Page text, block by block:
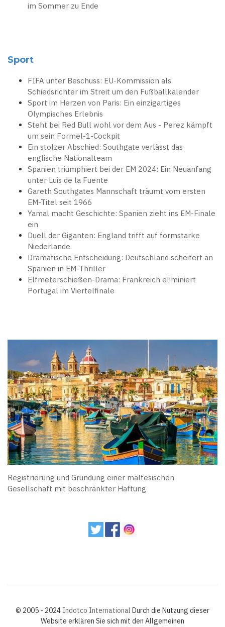
im Sommer zu Ende
Sport
FIFA unter Beschuss: EU-Kommission als
Schiedsrichter im Streit um den Fußballkalender
Sport im Herzen von Paris: Ein einzigartiges
Olympisches Erlebnis
Steht bei Red Bull wohl vor dem Aus - Perez kämpft
um sein Formel-1-Cockpit
Ein stolzer Abschied: Southgate verlässt das
englische Nationalteam
Spanien triumphiert bei der EM 2024: Ein Neuanfang
unter Luis de la Fuente
Gareth Southgates Mannschaft träumt vom ersten
EM-Titel seit 1966
Yamal macht Geschichte: Spanien zieht ins EM-Finale
ein
Duell der Giganten: England trifft auf formstarke
Niederlande
Dramatische Entscheidung: Deutschland scheitert an
Spanien in EM-Thriller
Elfmeterschießen-Drama: Frankreich eliminiert
Portugal im Viertelfinale
Registrierung und Gründung einer maltesischen
Gesellschaft mit beschränkter Haftung
© 2005 - 2024 Indotco International Durch die Nutzung dieser
Website erklären Sie sich mit den Allgemeinen